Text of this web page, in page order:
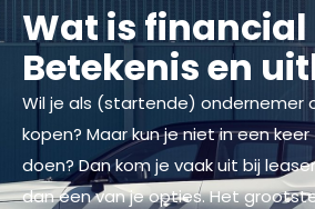
Wat is financial
Betekenis en
Wil je als (startende) ondernemer
kopen? Maar kun je niet in een
doen? Dan kom je vaak uit bij
dan een van je opties. Het